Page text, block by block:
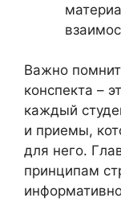
Важно
конспекта –
каждый
и приемы,
для него.
принципам